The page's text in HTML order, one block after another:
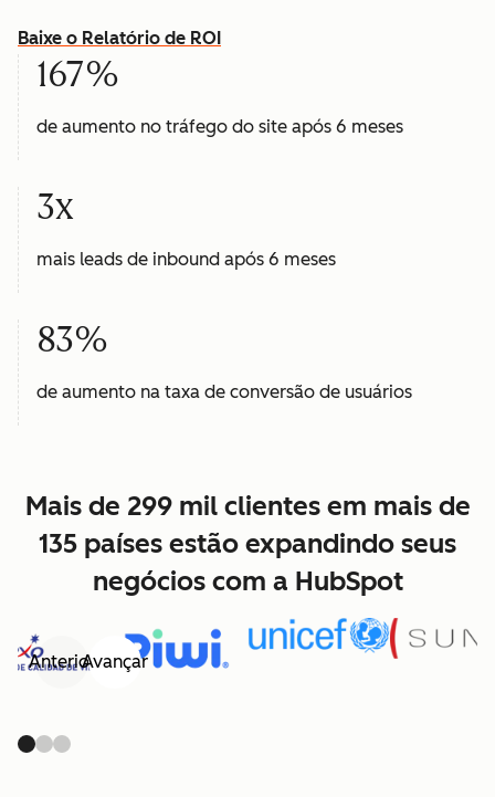
Baixe o Relatório de ROI
167%
de aumento no tráfego do site após 6 meses
3x
mais leads de inbound após 6 meses
83%
de aumento na taxa de conversão de usuários
Mais de 299 mil clientes em mais de
135 países estão expandindo seus
negócios com a HubSpot
AnteriorAvançar